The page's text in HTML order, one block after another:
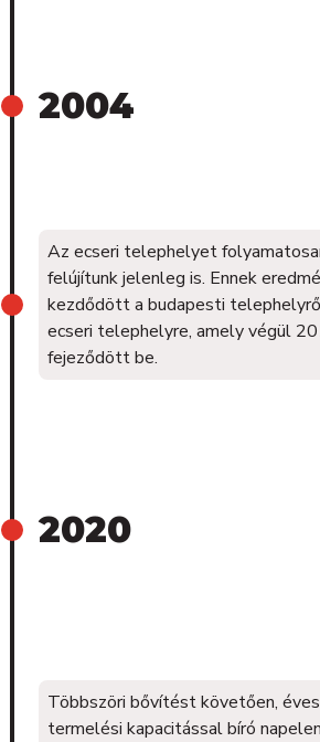
2004
Az ecseri telephelyet
felújítunk jelenleg is. Ennek
kezdődött a budapesti
ecseri telephelyre, amely végül
fejeződött be.
2020
Többszöri bővítést követően,
termelési kapacitással bíró